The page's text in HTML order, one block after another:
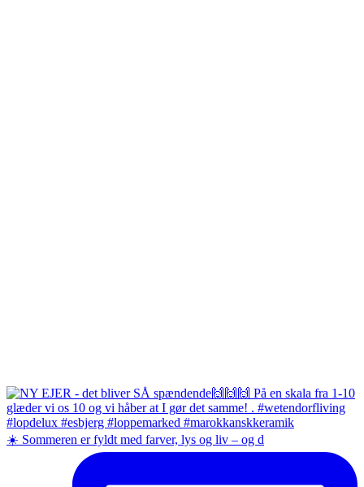
☀️ Sommeren er fyldt med farver, lys og liv – og d